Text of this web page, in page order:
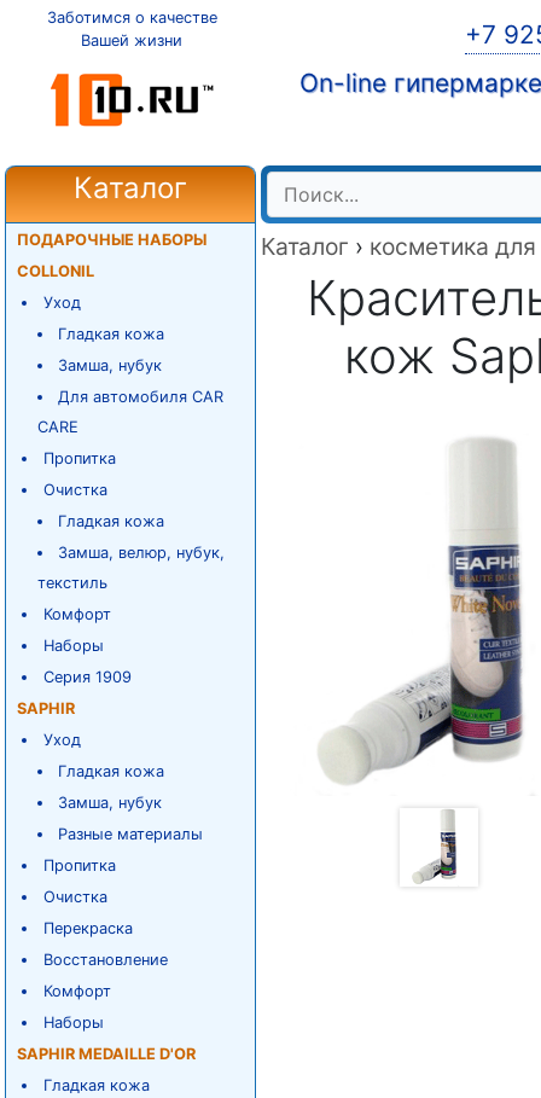
Заботимся о качестве
Вашей жизни
+7
On-line
Каталог
ПОДАРОЧНЫЕ НАБОРЫ
COLLONIL
Уход
Гладкая кожа
Замша, нубук
Для автомобиля CAR
CARE
Пропитка
Очистка
Гладкая кожа
Замша, велюр, нубук,
текстиль
Комфорт
Наборы
Серия 1909
SAPHIR
Уход
Гладкая кожа
Замша, нубук
Разные материалы
Пропитка
Очистка
Перекраска
Восстановление
Комфорт
Наборы
SAPHIR MEDAILLE D'OR
Гладкая кожа
Каталог › косметика
кож